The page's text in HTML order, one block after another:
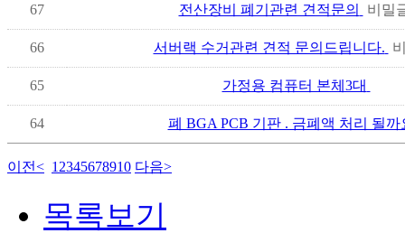
67 전산장비 폐기관련 견적문의 비밀
66 서버랙 수거관련 견적 문의드립니다.
65 가정용 컴퓨터 본체3대
64 폐 BGA PCB 기판 . 금폐액 처리 될까
이전< 1 2345678910 다음>
목록보기